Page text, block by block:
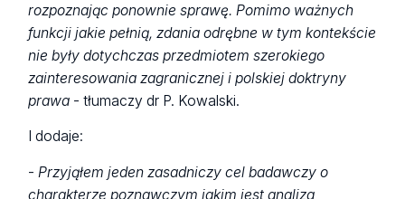
rozpoznając ponownie sprawę. Pomimo ważnych
funkcji jakie pełnią, zdania odrębne w tym kontekście
nie były dotychczas przedmiotem szerokiego
zainteresowania zagranicznej i polskiej doktryny
prawa - tłumaczy dr P. Kowalski.
I dodaje:
- Przyjąłem jeden zasadniczy cel badawczy o
charakterze poznawczym jakim jest analiza